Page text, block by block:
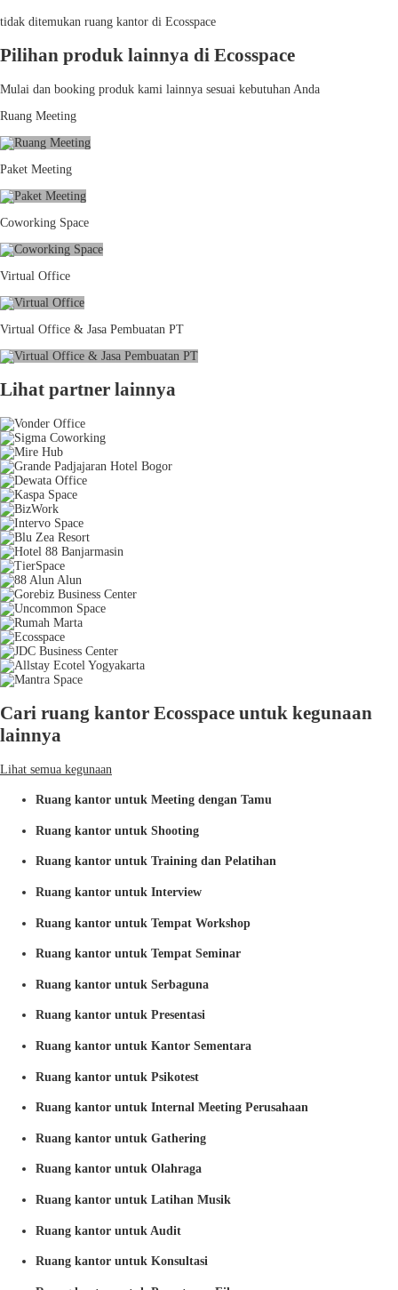
tidak ditemukan ruang kantor di Ecosspace
Pilihan produk lainnya di Ecosspace
Mulai dan booking produk kami lainnya sesuai kebutuhan Anda
Ruang Meeting
Paket Meeting
Coworking Space
Virtual Office
Virtual Office & Jasa Pembuatan PT
Lihat partner lainnya
Cari ruang kantor Ecosspace untuk kegunaan
lainnya
Lihat semua kegunaan
Ruang kantor untuk Meeting dengan Tamu
Ruang kantor untuk Shooting
Ruang kantor untuk Training dan Pelatihan
Ruang kantor untuk Interview
Ruang kantor untuk Tempat Workshop
Ruang kantor untuk Tempat Seminar
Ruang kantor untuk Serbaguna
Ruang kantor untuk Presentasi
Ruang kantor untuk Kantor Sementara
Ruang kantor untuk Psikotest
Ruang kantor untuk Internal Meeting Perusahaan
Ruang kantor untuk Gathering
Ruang kantor untuk Olahraga
Ruang kantor untuk Latihan Musik
Ruang kantor untuk Audit
Ruang kantor untuk Konsultasi